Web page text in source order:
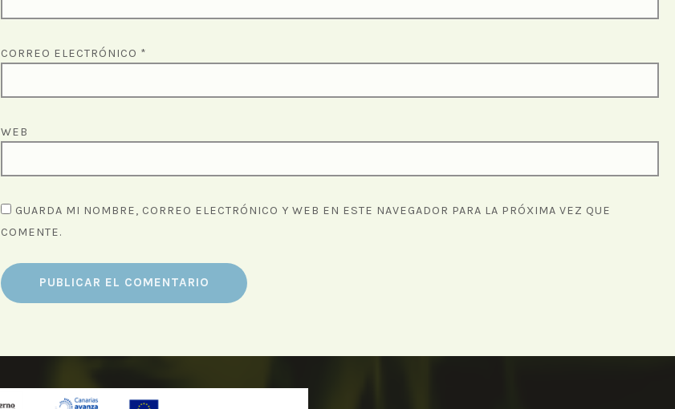
CORREO ELECTRÓNICO *
WEB
GUARDA MI NOMBRE, CORREO ELECTRÓNICO Y WEB EN ESTE NAVEGADOR PARA LA PRÓXIMA VEZ QUE
COMENTE.